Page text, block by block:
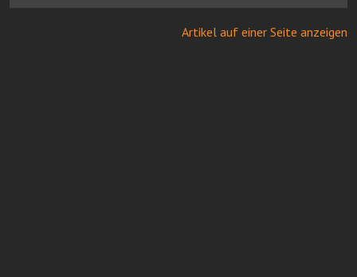
Artikel auf einer Seite anzeigen